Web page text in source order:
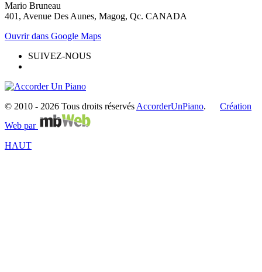
Mario Bruneau
401, Avenue Des Aunes, Magog, Qc. CANADA
Ouvrir dans Google Maps
SUIVEZ-NOUS
© 2010 - 2026 Tous droits réservésAccorderUnPiano. Création
Web par
HAUT